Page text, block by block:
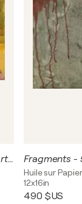
Porte d'Aphrodite 2012-4 (polyptyque partie 2) Fragments -
Huile sur Papier
12x16in
490 $US